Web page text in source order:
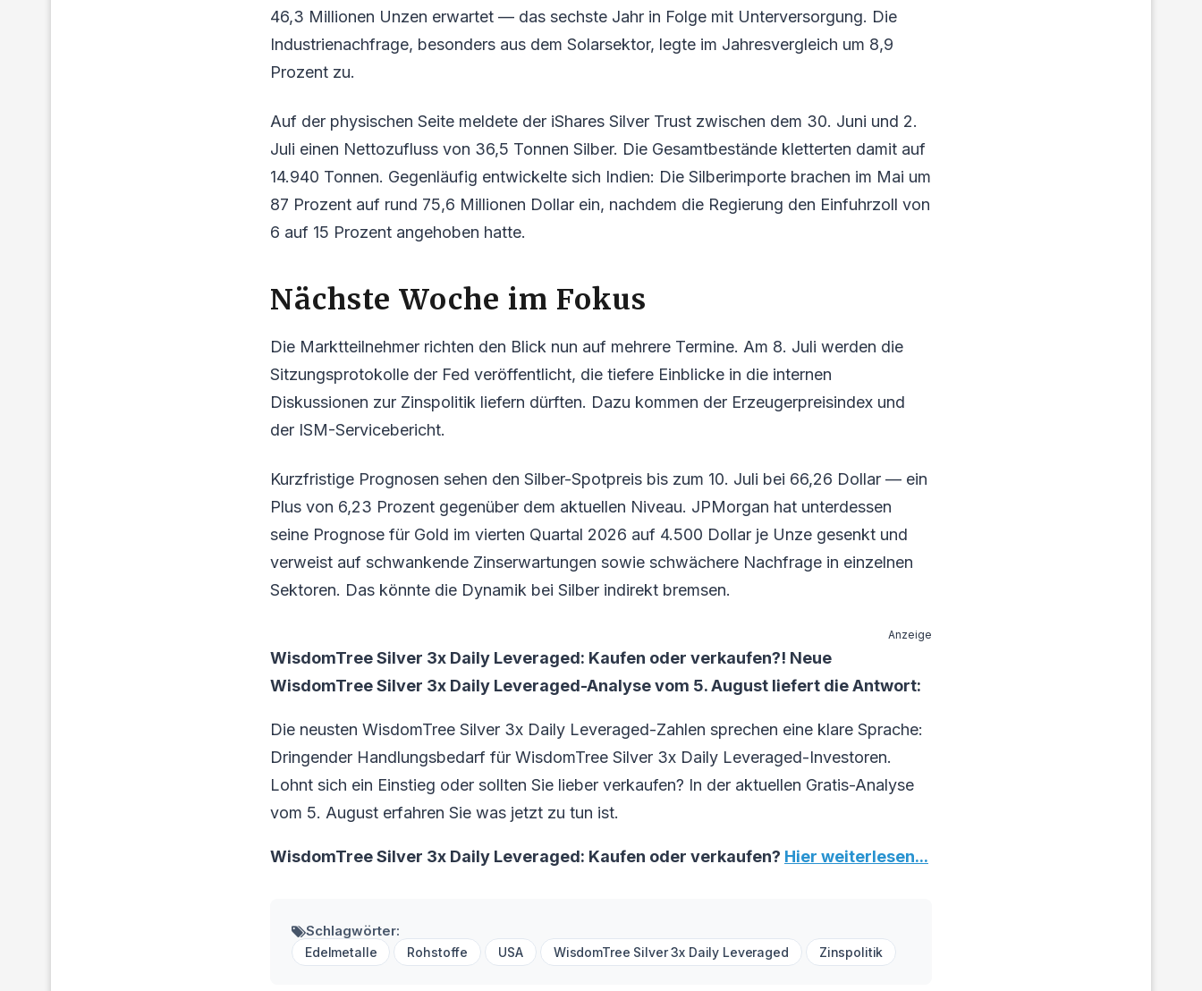
46,3 Millionen Unzen erwartet — das sechste Jahr in Folge mit Unterversorgung. Die
Industrienachfrage, besonders aus dem Solarsektor, legte im Jahresvergleich um 8,9
Prozent zu.
Auf der physischen Seite meldete der iShares Silver Trust zwischen dem 30. Juni und 2.
Juli einen Nettozufluss von 36,5 Tonnen Silber. Die Gesamtbestände kletterten damit auf
14.940 Tonnen. Gegenläufig entwickelte sich Indien: Die Silberimporte brachen im Mai um
87 Prozent auf rund 75,6 Millionen Dollar ein, nachdem die Regierung den Einfuhrzoll von
6 auf 15 Prozent angehoben hatte.
Nächste Woche im Fokus
Die Marktteilnehmer richten den Blick nun auf mehrere Termine. Am 8. Juli werden die
Sitzungsprotokolle der Fed veröffentlicht, die tiefere Einblicke in die internen
Diskussionen zur Zinspolitik liefern dürften. Dazu kommen der Erzeugerpreisindex und
der ISM-Servicebericht.
Kurzfristige Prognosen sehen den Silber-Spotpreis bis zum 10. Juli bei 66,26 Dollar — ein
Plus von 6,23 Prozent gegenüber dem aktuellen Niveau. JPMorgan hat unterdessen
seine Prognose für Gold im vierten Quartal 2026 auf 4.500 Dollar je Unze gesenkt und
verweist auf schwankende Zinserwartungen sowie schwächere Nachfrage in einzelnen
Sektoren. Das könnte die Dynamik bei Silber indirekt bremsen.
Anzeige
WisdomTree Silver 3x Daily Leveraged: Kaufen oder verkaufen?! Neue
WisdomTree Silver 3x Daily Leveraged-Analyse vom 5. August liefert die Antwort:
Die neusten WisdomTree Silver 3x Daily Leveraged-Zahlen sprechen eine klare Sprache:
Dringender Handlungsbedarf für WisdomTree Silver 3x Daily Leveraged-Investoren.
Lohnt sich ein Einstieg oder sollten Sie lieber verkaufen? In der aktuellen Gratis-Analyse
vom 5. August erfahren Sie was jetzt zu tun ist.
WisdomTree Silver 3x Daily Leveraged: Kaufen oder verkaufen? Hier weiterlesen...
Schlagwörter:
Edelmetalle Rohstoffe USA WisdomTree Silver 3x Daily Leveraged Zinspolitik